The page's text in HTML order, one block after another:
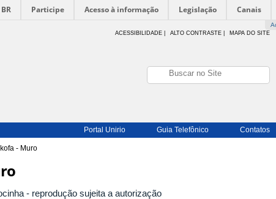
Participe Acesso à informação Legislação Canais
ACESSIBILIDADE ALTO CONTRASTE | MAPA DO SITE
Portal Unirio Guia Telefônico Contatos
- Muro
- reprodução sujeita a autorização